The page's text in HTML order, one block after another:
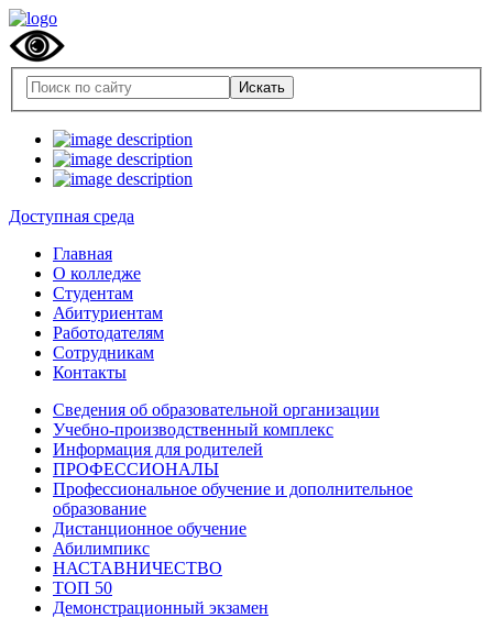
Доступная среда
Главная
О колледже
Студентам
Абитуриентам
Работодателям
Сотрудникам
Контакты
Сведения об образовательной организации
Учебно-производственный комплекс
Информация для родителей
ПРОФЕССИОНАЛЫ
Профессиональное обучение и дополнительное
образование
Дистанционное обучение
Абилимпикс
НАСТАВНИЧЕСТВО
ТОП 50
Демонстрационный экзамен